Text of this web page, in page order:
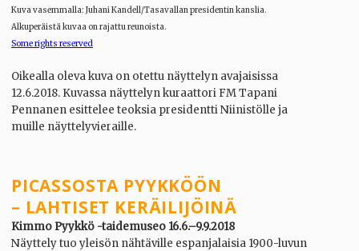
Kuva vasemmalla: Juhani Kandell/Tasavallan presidentin kanslia.
Alkuperäistä kuvaa on rajattu reunoista.
Some rights reserved
Oikealla oleva kuva on otettu näyttelyn avajaisissa
12.6.2018. Kuvassa näyttelyn kuraattori FM Tapani
Pennanen esittelee teoksia presidentti Niinistölle ja
muille näyttelyvieraille.
PICASSOSTA PYYKKÖÖN
– LAHTISET KERÄILIJÖINÄ
Kimmo Pyykkö -taidemuseo 16.6.–9.9.2018
Näyttely tuo yleisön nähtäville espanjalaisia 1900-luvun